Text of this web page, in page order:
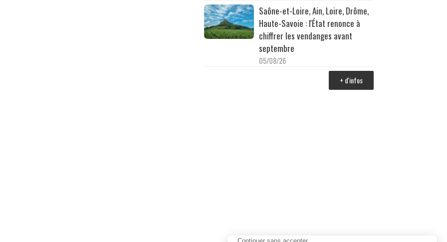
Saône-et-Loire, Ain, Loire, Drôme,
Haute-Savoie : l'État renonce à
chiffrer les vendanges avant
septembre
05/08/26
+ d'infos